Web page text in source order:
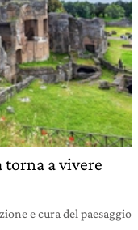
torna a vivere
e cura del paesaggio